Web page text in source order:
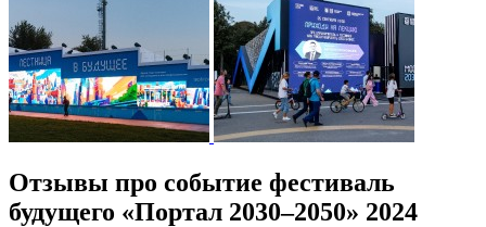
Отзывы про событие фестиваль
будущего «Портал 2030–2050» 2024